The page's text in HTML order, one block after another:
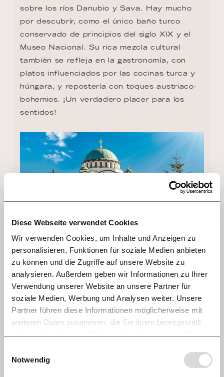
Diese Webseite verwendet Cookies
Wir verwenden Cookies, um Inhalte und Anzeigen zu
personalisieren, Funktionen für soziale Medien anbieten
zu können und die Zugriffe auf unsere Website zu
analysieren. Außerdem geben wir Informationen zu Ihrer
Verwendung unserer Website an unsere Partner für
soziale Medien, Werbung und Analysen weiter. Unsere
Partner führen diese Informationen möglicherweise mit
weiteren Daten zusammen, die Sie ihnen bereitgestellt
Notwendig
sobre los ríos Danubio y Sava. Hay mucho
por descubrir, como el único baño turco
conservado de principios del siglo XIX y el
Museo Nacional. Su rica mezcla cultural
también se refleja en la gastronomía, con
platos influenciados por las cocinas turca y
húngara, y repostería con toques austriaco-
bohemios. ¡Un verdadero placer para los
sentidos!
DÍA 6 - VUKOVAR
Vukovar, la ciudad más oriental de Croacia,
renació con orgullo tras el asedio de 1991.
Hoy, su casco antiguo restaurado da la
bienvenida a visitantes del mundo entero.
herida y resistente; el Cementerio